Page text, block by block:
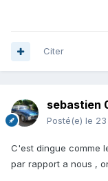
Citer
sebastien
Posté(e) le 23
C'est dingue comme
par rapport a nous ,